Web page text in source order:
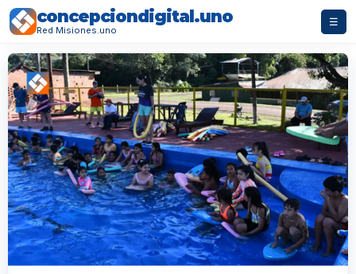
concepciondigital.uno
Red Misiones.uno
☰